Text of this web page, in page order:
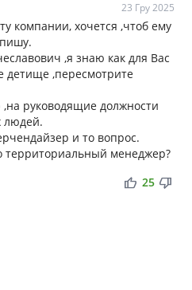
23 Гру 2025
компании, хочется ,чтоб ему
,я знаю как для Вас
детище ,пересмотрите
руководящие должности
людей.
и то вопрос.
территориальный менеджер?
thumb_up thumb_down
25